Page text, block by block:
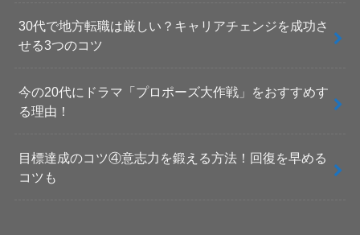
30代で地方転職は厳しい？キャリアチェンジを成功さ
せる3つのコツ
今の20代にドラマ「プロポーズ大作戦」をおすすめす
る理由！
目標達成のコツ④意志力を鍛える方法！回復を早める
コツも